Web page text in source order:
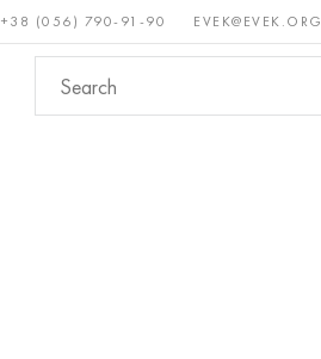
+38 (056) 790-91-90 EVEK@EVEK.ORG
Nichteisenmetalle Stahl